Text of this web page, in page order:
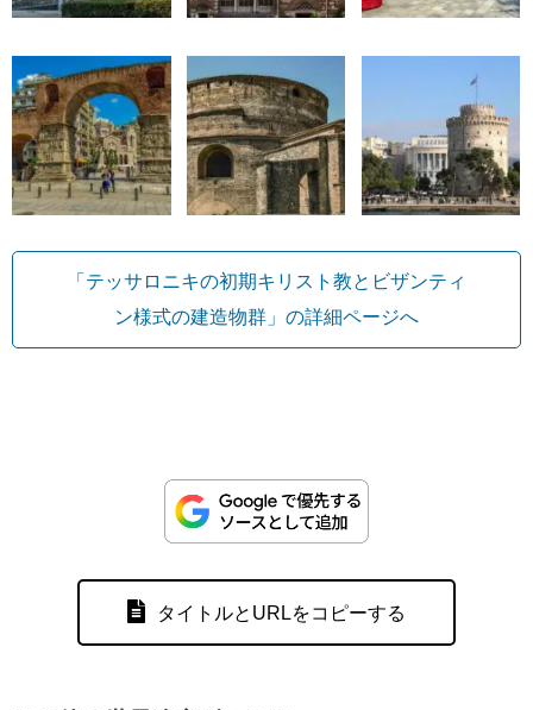
「テッサロニキの初期キリスト教とビザンティ
ン様式の建造物群」の詳細ページへ
タイトルとURLをコピーする